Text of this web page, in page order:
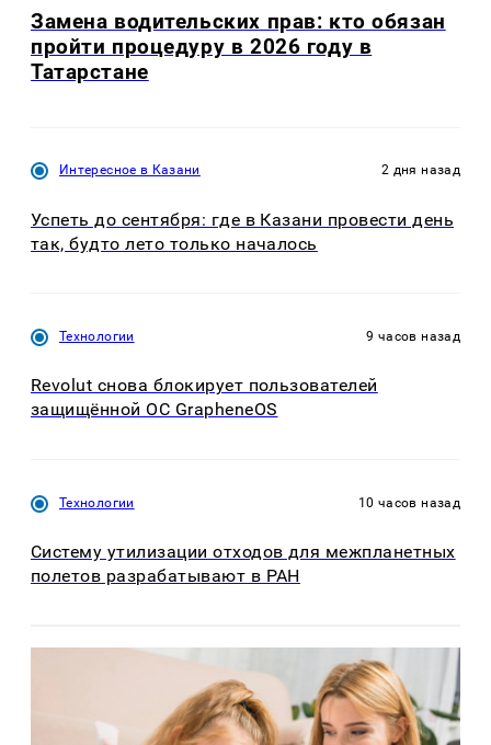
Замена водительских прав: кто обязан
пройти процедуру в 2026 году в
Татарстане
Интересное в Казани 2 дня назад
Успеть до сентября: где в Казани провести день
так, будто лето только началось
Технологии 9 часов назад
Revolut снова блокирует пользователей
защищённой ОС GrapheneOS
Технологии 10 часов назад
Систему утилизации отходов для межпланетных
полетов разрабатывают в РАН